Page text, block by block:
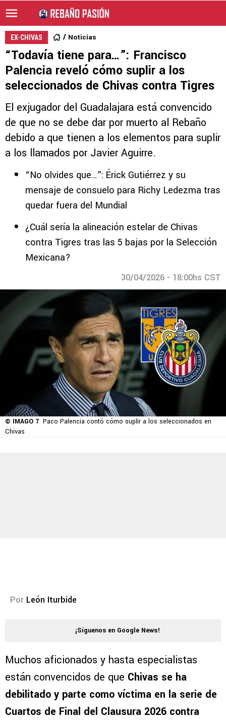
EX-CHIVAS Noticias
“Todavía tiene para…”: Francisco
Palencia reveló cómo suplir a los
seleccionados de Chivas contra Tigres
El exjugador del Guadalajara está convencido
de que no se debe dar por muerto al Rebaño
debido a que tienen a los elementos para suplir
a los llamados por Javier Aguirre.
“No olvides que…”: Érick Gutiérrez y su
mensaje de consuelo para Richy Ledezma tras
quedar fuera del Mundial
¿Cuál sería la alineación estelar de Chivas
contra Tigres tras las 5 bajas por la Selección
Mexicana?
30/04/2026 - 18:00hs CST
© IMAGO 7 Paco Palencia contó cómo suplir a los seleccionados en
Chivas
Por León Iturbide
¡Síguenos en Google News!
Muchos aficionados y hasta especialistas
están convencidos de que Chivas se ha
debilitado y parte como víctima en la serie de
Cuartos de Final del Clausura 2026 contra